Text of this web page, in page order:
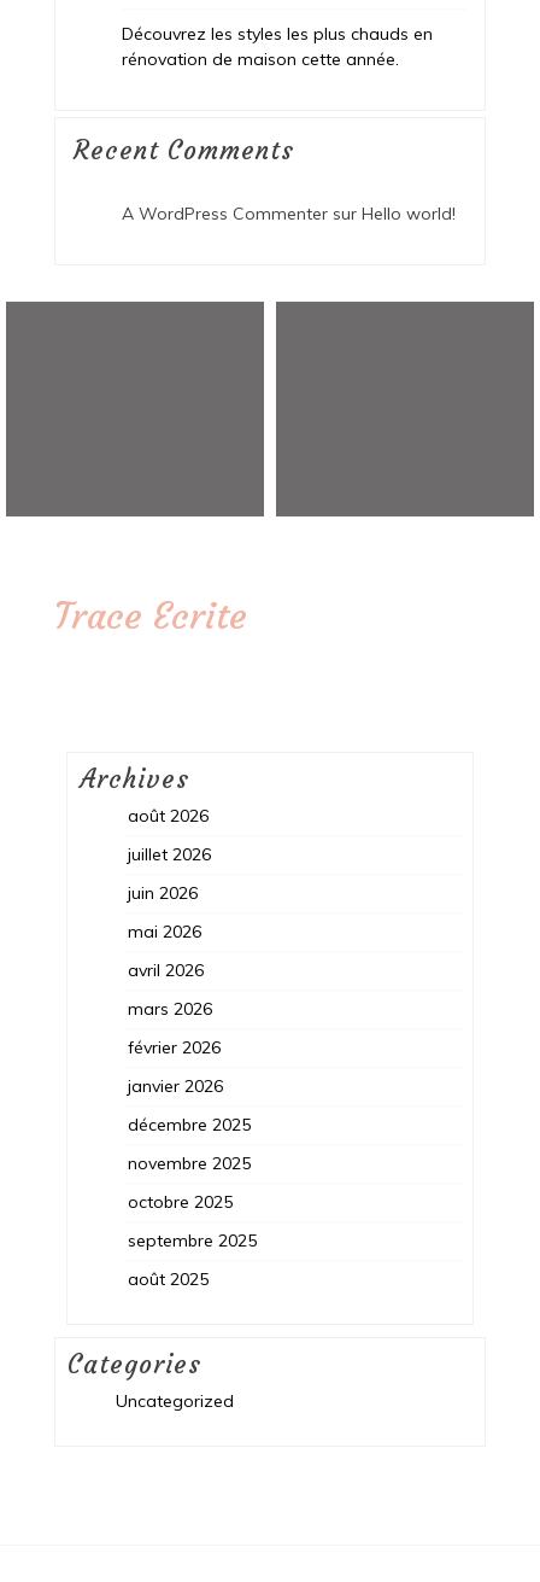
Découvrez les styles les plus chauds en
rénovation de maison cette année.
Recent Comments
A WordPress Commentersur Hello world!
Trace Ecrite
Archives
août 2026
juillet 2026
juin 2026
mai 2026
avril 2026
mars 2026
février 2026
janvier 2026
décembre 2025
novembre 2025
octobre 2025
septembre 2025
août 2025
Categories
Uncategorized